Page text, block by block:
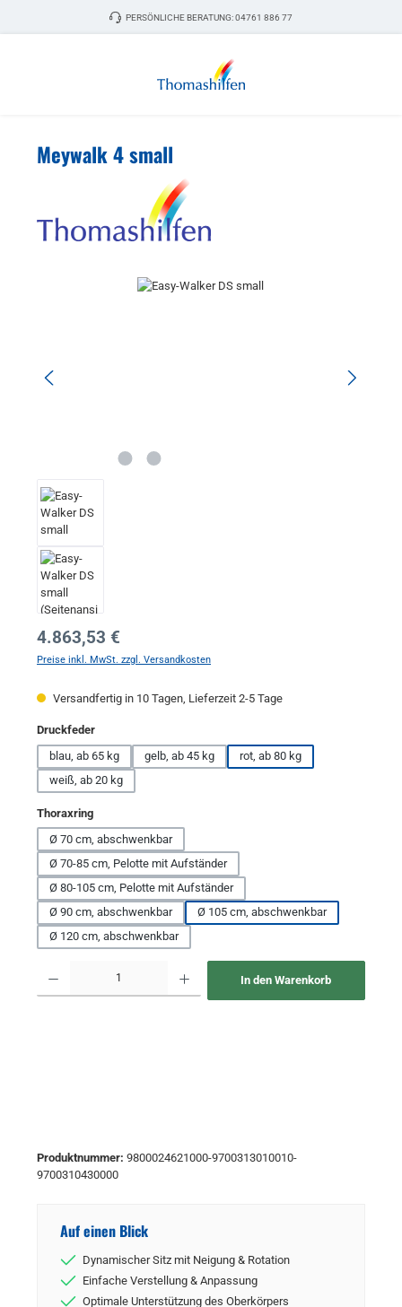
Zum Hauptinhalt springenPERSÖNLICHE BERATUNG:04761 886 77
Meywalk 4 small
Bildergalerie überspringen
Regulärer Preis:
4.863,53 €
Preise inkl. MwSt. zzgl. Versandkosten
Versandfertig in 10 Tagen, Lieferzeit 2-5 Tage
Druckfederauswählen
blau, ab 65 kg
gelb, ab 45 kg
rot, ab 80 kg
weiß, ab 20 kg
Thoraxringauswählen
Ø 70 cm, abschwenkbar
Ø 70-85 cm, Pelotte mit Aufständer
Ø 80-105 cm, Pelotte mit Aufständer
Ø 90 cm, abschwenkbar
Ø 105 cm, abschwenkbar
Ø 120 cm, abschwenkbar
In den Warenkorb
Produktnummer: 9800024621000-9700313010010-
9700310430000
Auf einen Blick
Dynamischer Sitz mit Neigung & Rotation
Einfache Verstellung & Anpassung
Optimale Unterstützung des Oberkörpers